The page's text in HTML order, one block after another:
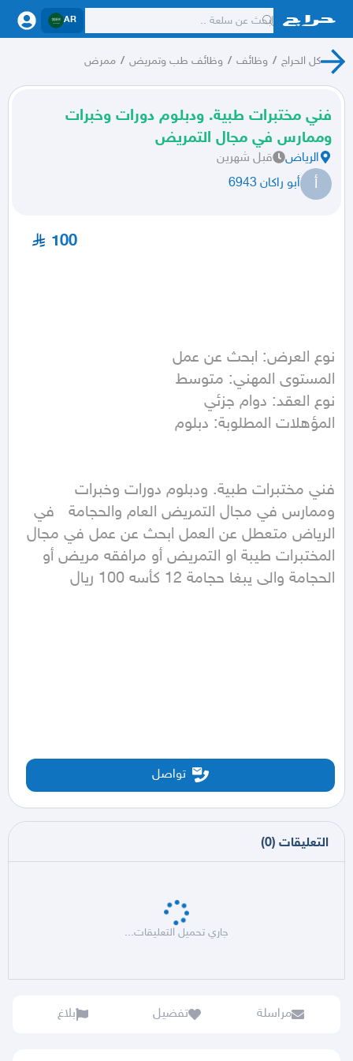
AR
كل الحراج / وظائف / وظائف طب وتمريض / ممرض
فني مختبرات طبية. ودبلوم دورات وخبرات
وممارس في مجال التمريض
الرياض قبل شهرين
أ أبو راكان 6943
100
المؤهلات المطلوبة: دبلوم
الحجامة والى يبغا حجامة 12 كأسه 100 ريال
تواصل
التعليقات (
0
)
جاري تحميل التعليقات...
مراسلة تفضيل بلاغ